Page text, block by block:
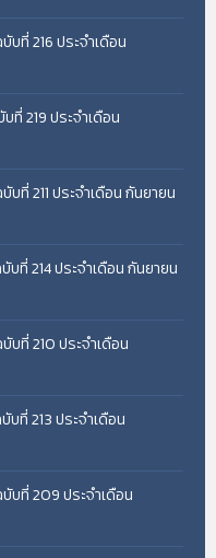
ที่ 216 ประจำเดือน
ที่ 219 ประจำเดือน
ที่ 211 ประจำเดือน กันยายน
ที่ 214 ประจำเดือน กันยายน
ที่ 210 ประจำเดือน
ที่ 213 ประจำเดือน
บที่ 209 ประจำเดือน